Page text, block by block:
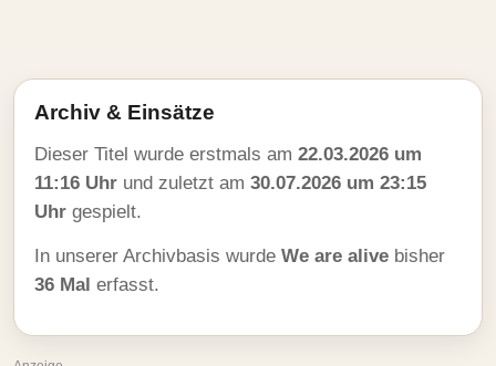
Archiv & Einsätze
Dieser Titel wurde erstmals am 22.03.2026 um
11:16 Uhr und zuletzt am 30.07.2026 um 23:15
Uhr gespielt.
In unserer Archivbasis wurde We are alive bisher
36 Mal erfasst.